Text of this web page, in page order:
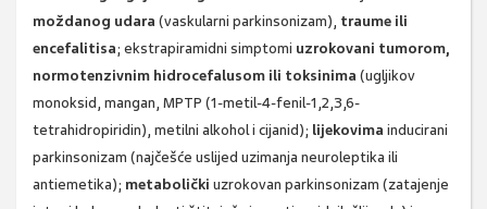
moždanog udara (vaskularni parkinsonizam), traume ili
encefalitisa; ekstrapiramidni simptomi uzrokovani tumorom,
normotenzivnim hidrocefalusom ili toksinima (ugljikov
monoksid, mangan, MPTP (1-metil-4-fenil-1,2,3,6-
tetrahidropiridin), metilni alkohol i cijanid); lijekovima inducirani
parkinsonizam (najčešće uslijed uzimanja neuroleptika ili
antiemetika); metabolički uzrokovan parkinsonizam (zatajenje